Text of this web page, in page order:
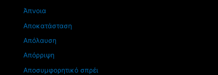
Άπνοια
Αποκατάσταση
Απόλαυση
Απόρριψη
Αποσυμφορητικό σπρέι